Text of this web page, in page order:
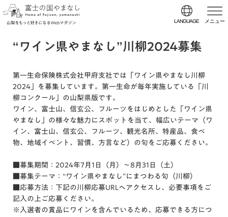
LANGUAGE メニュー
“ワイン県やまなし”川柳2024募集
第一生命保険株式会社甲府支社では「ワイン県やまなし川柳
2024」を募集しています。第一生命が毎年実施している「川
柳コンクール」の山梨県版です。
ワイン、富士山、信玄公、フルーツをはじめとした「ワイン県
やまなし」の様々な魅力にスポットを当て、幅広いテーマ（ワ
イン、富士山、信玄公、フルーツ、観光名所、特産品、食べ
物、地域イベント、習慣、方言など）の句をご応募ください。
■募集期間：2024年7月1日（月）～8月31日（土）
■募集テーマ：“ワイン県やまなし”にまつわる句（川柳）
■応募方法：下記の川柳応募URLへアクセスし、必要事項をご
記入の上ご応募ください。
※入選者の賞品にワインを含んでいるため、応募できる方につ